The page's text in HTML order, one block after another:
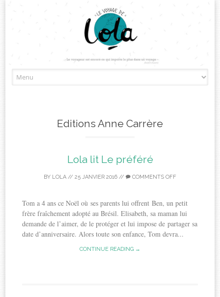
to
Editions Anne Carrère
Lola lit Le préféré
BY LOLA // 25 JANVIER 2016 // COMMENTS OFF
Tom a 4 ans ce Noël où ses parents lui offrent Ben, un petit
frère fraîchement adopté au Brésil. Elisabeth, sa maman lui
demande de l’aimer, de le protéger et lui impose de partager sa
date d’anniversaire. Alors toute son enfance, Tom devra...
CONTINUE READING →